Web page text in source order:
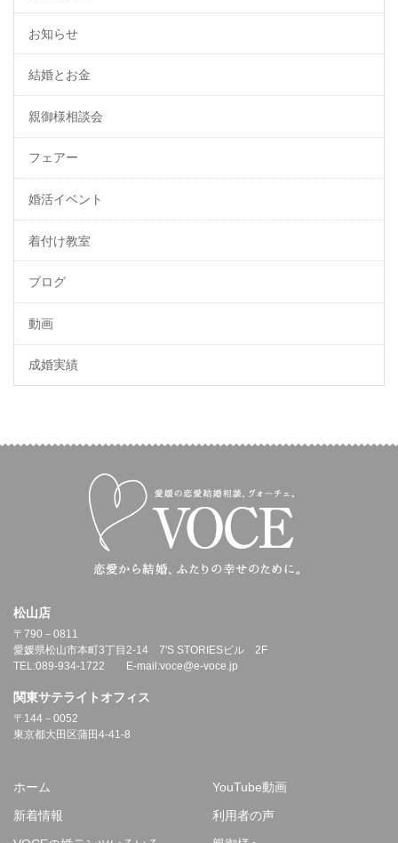
お知らせ
結婚とお金
親御様相談会
フェアー
婚活イベント
着付け教室
ブログ
動画
成婚実績
松山店
〒790－0811
愛媛県松山市本町3丁目2-14 7'S STORIESビル 2F
TEL:089-934-1722 E-mail:voce@e-voce.jp
関東サテライトオフィス
〒144－0052
東京都大田区蒲田4-41-8
ホーム
新着情報
YouTube動画
利用者の声